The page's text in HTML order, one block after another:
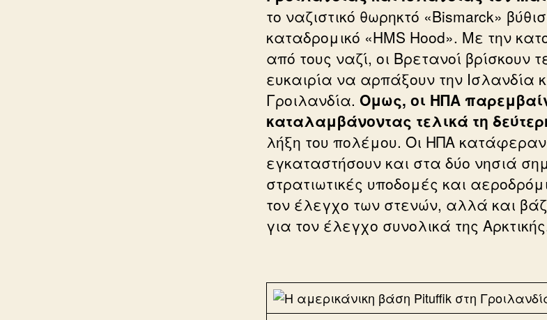
το ναζιστικό θωρηκτό «Bismarck»
καταδρομικό «HMS Hood». Με την
από τους ναζί, οι Βρετανοί βρίσκουν
ευκαιρία να αρπάξουν την Ισλανδία
Γροιλανδία. Ομως, οι ΗΠΑ
καταλαμβάνοντας τελικά τη
λήξη του πολέμου. Οι ΗΠΑ
εγκαταστήσουν και στα δύο νησιά
στρατιωτικές υποδομές και
τον έλεγχο των στενών, αλλά και
για τον έλεγχο συνολικά της